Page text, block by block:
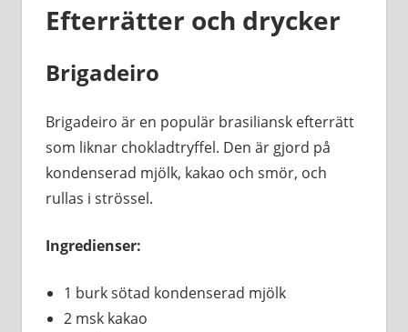
Efterrätter och drycker
Brigadeiro
Brigadeiro är en populär brasiliansk efterrätt
som liknar chokladtryffel. Den är gjord på
kondenserad mjölk, kakao och smör, och
rullas i strössel.
Ingredienser:
1 burk sötad kondenserad mjölk
2 msk kakao